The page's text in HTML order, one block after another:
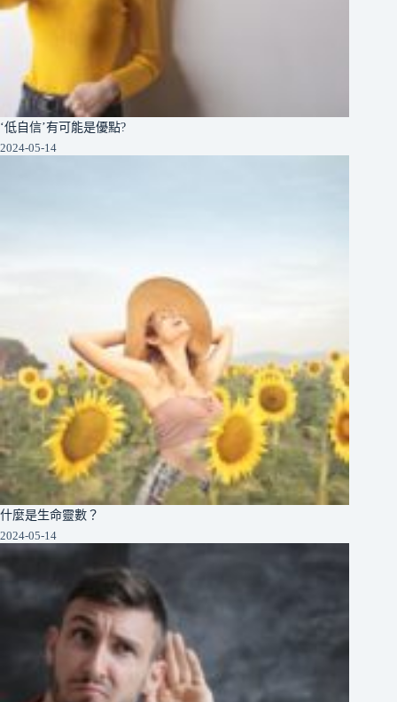
‘低自信’有可能是優點?
2024-05-14
什麼是生命靈數？
2024-05-14